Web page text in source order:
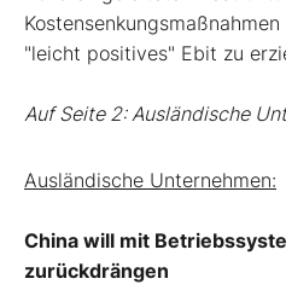
"leicht positives" Ebit zu
Auf Seite 2: Ausländische
Ausländische Unternehmen:
China will mit
zurückdrängen